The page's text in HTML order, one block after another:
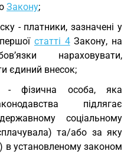
Закону;
- платники, зазначені у
статті 4Закону, на
нараховувати,
єдиний внесок;
- фізична особа, яка
підлягає
соціальному
та/або за яку
в установленому законом